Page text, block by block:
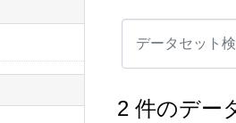
2 件のデー